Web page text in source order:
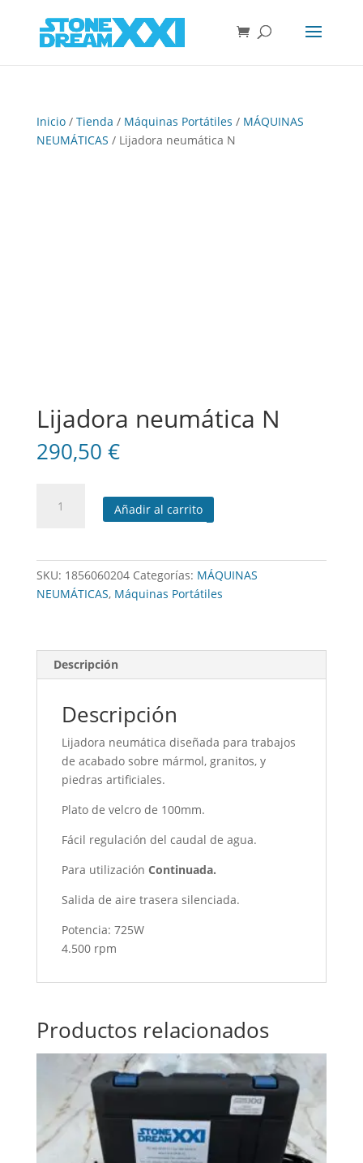
Inicio/ Tienda / Máquinas Portátiles / MÁQUINAS
NEUMÁTICAS / Lijadora neumática N
Lijadora neumática N
290,50 €
neumática
Añadir al carrito
SKU: 1856060204 Categorías: MÁQUINAS
NEUMÁTICAS, Máquinas Portátiles
Descripción
Descripción
Lijadora neumática diseñada para trabajos
de acabado sobre mármol, granitos, y
piedras artificiales.
Plato de velcro de 100mm.
Fácil regulación del caudal de agua.
Para utilización Continuada.
Salida de aire trasera silenciada.
Potencia: 725W
4.500 rpm
Productos relacionados